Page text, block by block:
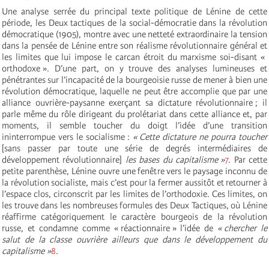
Une analyse serrée du principal texte politique de Lénine de cette
période, les Deux tactiques de la social-démocratie dans la révolution
démocratique (1905), montre avec une netteté extraordinaire la tension
dans la pensée de Lénine entre son réalisme révolutionnaire général et
les limites que lui impose le carcan étroit du marxisme soi-disant «
orthodoxe ». D’une part, on y trouve des analyses lumineuses et
pénétrantes sur l’incapacité de la bourgeoisie russe de mener à bien une
révolution démocratique, laquelle ne peut être accomplie que par une
alliance ouvrière-paysanne exerçant sa dictature révolutionnaire ; il
parle même du rôle dirigeant du prolétariat dans cette alliance et, par
moments, il semble toucher du doigt l’idée d’une transition
ininterrompue vers le socialisme : « Cette dictature ne pourra toucher
[sans passer par toute une série de degrés intermédiaires de
développement révolutionnaire] les bases du capitalisme »7. Par cette
petite parenthèse, Lénine ouvre une fenêtre vers le paysage inconnu de
la révolution socialiste, mais c’est pour la fermer aussitôt et retourner à
l’espace clos, circonscrit par les limites de l’orthodoxie. Ces limites, on
les trouve dans les nombreuses formules des Deux Tactiques, où Lénine
réaffirme catégoriquement le caractère bourgeois de la révolution
russe, et condamne comme « réactionnaire » l’idée de « chercher le
salut de la classe ouvrière ailleurs que dans le développement du
capitalisme »8.